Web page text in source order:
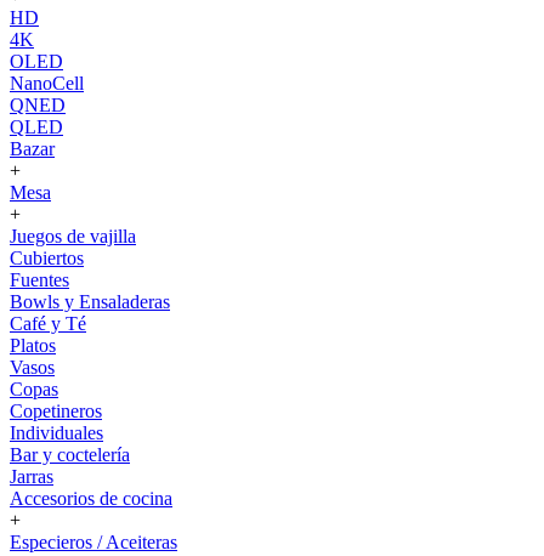
HD
4K
OLED
NanoCell
QNED
QLED
Bazar
+
Mesa
+
Juegos de vajilla
Cubiertos
Fuentes
Bowls y Ensaladeras
Café y Té
Platos
Vasos
Copas
Copetineros
Individuales
Bar y coctelería
Jarras
Accesorios de cocina
+
Especieros / Aceiteras